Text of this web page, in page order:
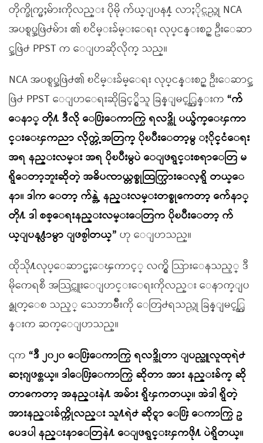
တိုက္ခိုက္မႈမ်ားကိုလည္း ပိုမို က်ယ္ျပန႔္ လာႏိုင္သည္ဟု NCA
အပစ္ရပ္အဖြဲ႕မ်ား ၏ ၿငိမ္းခ်မ္းေရး လုပ္ငန္းစဥ္ ဦးေဆာ
င္အဖြဲ႕ PPST က ေျပာဆိုလိုက္ သည္။
NCA အပစ္ရပ္အဖြဲ႕၏ ၿငိမ္းခ်မ္ေရး လုပ္ငန္းစဥ္ ဦးေဆာင္အ
ဖြဲ႕ PPST ေျပာေရးဆိုခြင့္ရွိသူ ခြန္ျမင့္ထြန္းက “က်
ေနာ္ တို႔ ဒီလို ေ႐ြးေကာက္ပြဲ ရလဒ္ကို ပယ္ဖ်က္ေၾကာ
င္းေၾကညာ လိုက္တဲ့အတြက္ ပိုၿပီးေတာ့မွ ႏိုင္ငံေရး
အရ နည္းလမ္း အရ ပိုၿပီးမွပဲ ေျဖရွင္းစရာေတြ မ
ရွိေတာ့ဘူးဆိုတဲ့ အဓိပၸာယ္တစ္ခုထြက္သြားေလ့ရွိ တယ္ေ
နာ။ ဒါက ေတာ့ က်န္တဲ့ နည္းလမ္းတစ္ခုကေတာ့ က်ေနာ္
တို႔ ဒါ စစ္ေရးနည္းလမ္းေတြက ပိုၿပီးေတာ့ က်
ယ္ျပန႔္လာမွာ ျဖစ္ပါတယ္” ဟု ေျပာသည္။
ထိုသို႔လုပ္ေဆာင္မႈေၾကာင့္ လက္ရွိ သြားေနသည့္ ဒီ
မိုကေရစီ အသြင္ကူးေျပာင္းေရးကိုလည္း ေနာက္ျပ
န္ဆုတ္ေစ သည့္ သေဘာမ်ိဳးကို ေတြ႕ရသည္ဟု ခြန္ျမင့္ထြ
န္းက ဆက္ေျပာသည္။
၎က “ဒီ ၂၀၂၀ ေ႐ြးေကာက္ပြဲ ရလဒ္ဆိုတာ ျပည္သူလူထုရဲ႕
ဆႏၵျဖစ္တယ္။ ဒါေ႐ြးေကာက္ပြဲ ဆိုတာ အား နည္းခ်က္ ဆို
တာကေတာ့ အနည္းနဲ႔ အမ်ား ရွိၾကတယ္။ အဲဒါ ရွိတဲ့
အားနည္းခ်က္ကိုလည္း သူ႔ရဲ႕ ဆိုင္ရာ ေ႐ြး ေကာက္ပြဲ ဥ
ပေဒပါ နည္းနာေတြနဲ႔ ေျဖရွင္းၾကဖို႔ ပဲရွိတယ္။